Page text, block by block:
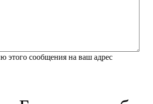
этого сообщения на ваш адрес